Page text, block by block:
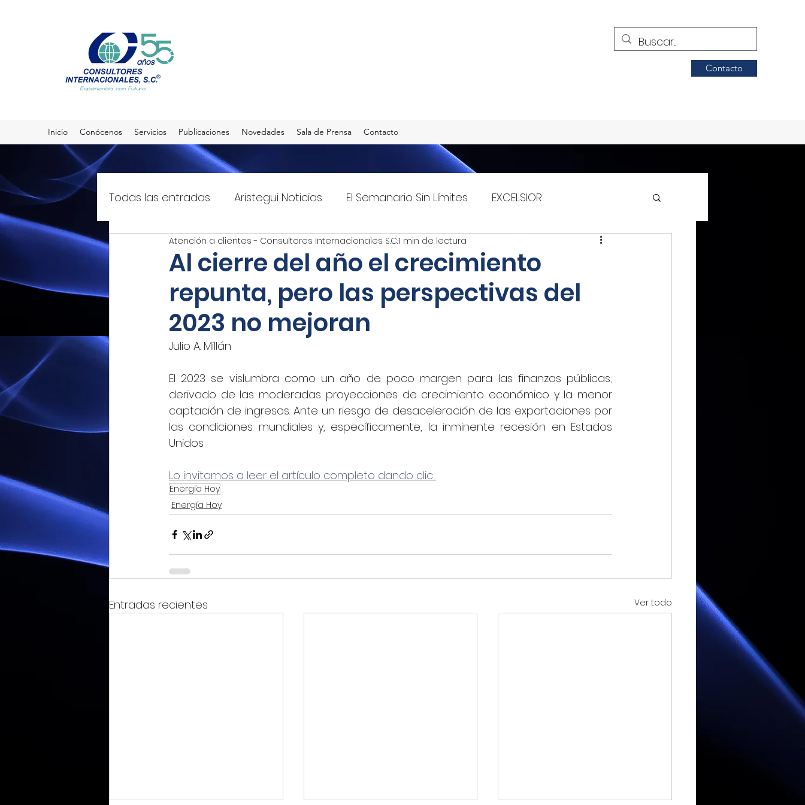
Contacto
Inicio Conócenos Servicios Publicaciones Novedades Sala de Prensa Contacto
Todas las entradas Aristegui Noticias El Semanario Sin Límites EXCELSIOR
El Sol de México T21mx Imagen Radio 90.5 F.M. INFO TRANSPORTES Siglo de Torreón
Mexicoxport Enfoque Noticias - Audio CNN Español Nino Canún
CNEC Revista Consultoría La Jornada
Siempre! Presencia de México Shafaqna El Sol de Puebla EL FINANCIERO
El Siglo de Durango QUADRATIN CDMX
Revista Industria Digital Concamin 11Noticias Lado B
Al cierre del año el crecimiento
repunta, pero las perspectivas del
2023 no mejoran
Atención a clientes - Consultores Internacionales S.C.1 min de lectura
Julio A. Millán
El 2023 se vislumbra como un año de poco margen para las finanzas públicas;
derivado de las moderadas proyecciones de crecimiento económico y la menor
captación de ingresos. Ante un riesgo de desaceleración de las exportaciones por
las condiciones mundiales y, específicamente, la inminente recesión en Estados
Unidos
Lo invitamos a leer el artículo completo dando clic
Energía Hoy
Energía Hoy
Entradas recientes Ver todo